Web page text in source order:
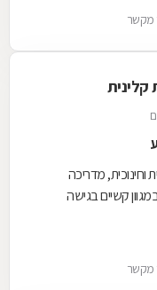
מקשר
קלינית
וחינוכית, מדריכה
במגוון קשיים בגישה
מקשר